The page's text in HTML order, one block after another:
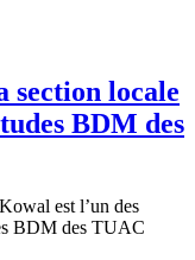
section locale
BDM des
est l’un des
BDM des TUAC